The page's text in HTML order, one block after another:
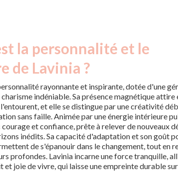
la personnalité et le
de Lavinia ?
rayonnante et inspirante, dotée d'une
indéniable. Sa présence magnétique attire
et elle se distingue par une créativité
sans faille. Animée par une énergie intérieure
courage et confiance, prête à relever de nouveaux
inédits. Sa capacité d'adaptation et son goût
de s'épanouir dans le changement, tout en
profondes. Lavinia incarne une force tranquille,
et joie de vivre, qui laisse une empreinte durable